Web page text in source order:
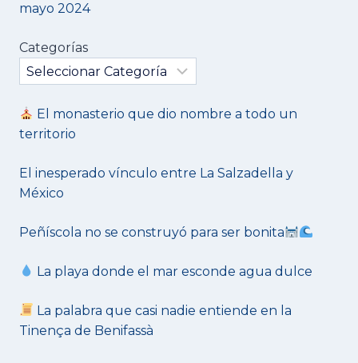
mayo 2024
Categorías
El monasterio que dio nombre a todo un
territorio
El inesperado vínculo entre La Salzadella y
México
Peñíscola no se construyó para ser bonita
La playa donde el mar esconde agua dulce
La palabra que casi nadie entiende en la
Tinença de Benifassà